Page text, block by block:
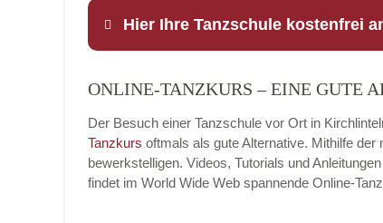
Hier Ihre Tanzschule kostenfrei
E-Mail*
ONLINE-TANZKURS – EINE GUTE
Der Besuch einer Tanzschule vor Ort in
Tanzkurs oftmals als gute Alternative. Mithilfe
bewerkstelligen. Videos, Tutorials und
findet im World Wide Web spannende Online-